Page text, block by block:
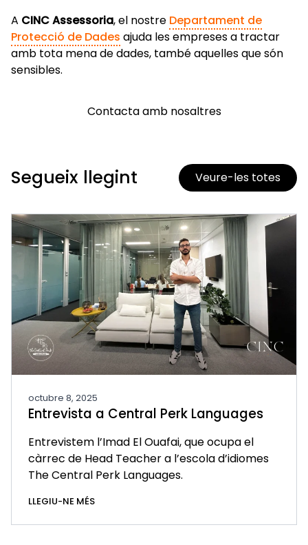
A CINC Assessoria, el nostre Departament de
Protecció de Dades ajuda les empreses a tractar
amb tota mena de dades, també aquelles que són
sensibles.
Contacta amb nosaltres
Segueix llegint Veure-les totes
octubre 8, 2025
Entrevista a Central Perk Languages
Entrevistem l’Imad El Ouafai, que ocupa el
càrrec de Head Teacher a l’escola d’idiomes
The Central Perk Languages.
LLEGIU-NE MÉS